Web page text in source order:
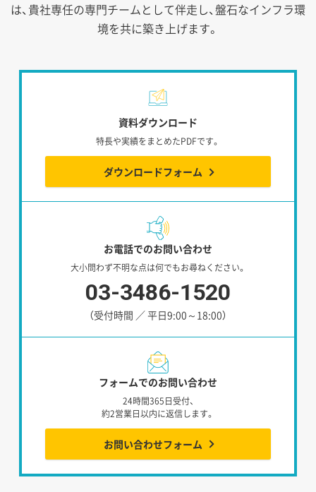
は、貴社専任の専門チームとして伴走し、盤石なインフラ環
境を共に築き上げます。
資料ダウンロード
特長や実績をまとめたPDFです。
ダウンロードフォーム
お電話でのお問い合わせ
大小問わず不明な点は何でもお尋ねください。
03-3486-1520
（受付時間 ／ 平日9:00～18:00）
フォームでのお問い合わせ
24時間365日受付、
約2営業日以内に返信します。
お問い合わせフォーム